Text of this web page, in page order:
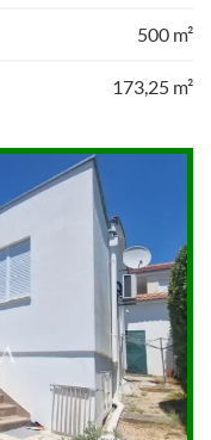
500 m²
173,25 m²